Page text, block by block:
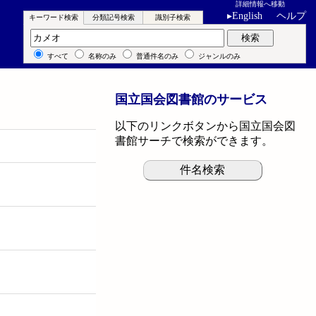
詳細情報へ移動
▸English ヘルプ
キーワード検索 分類記号検索 識別子検索
キーワード検索 検索
すべて 名称のみ 普通件名のみ ジャンルのみ
国立国会図書館のサービス
以下のリンクボタンから国立国会図
書館サーチで検索ができます。
件名検索